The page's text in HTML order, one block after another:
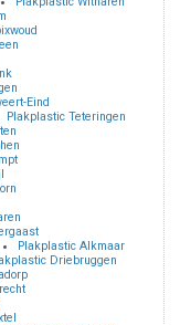
Eind
Plakplastic Teteringen
Plakplastic Alkmaar
Driebruggen